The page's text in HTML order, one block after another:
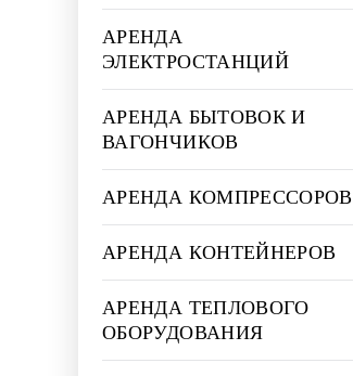
АРЕНДА
ЭЛЕКТРОСТАНЦИЙ
АРЕНДА БЫТОВОК И
ВАГОНЧИКОВ
АРЕНДА КОМПРЕССОРОВ
АРЕНДА КОНТЕЙНЕРОВ
АРЕНДА ТЕПЛОВОГО
ОБОРУДОВАНИЯ